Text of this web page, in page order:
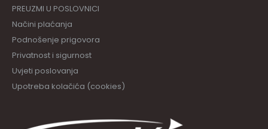
PREUZMI U POSLOVNICI
Načini plaćanja
Podnošenje prigovora
Privatnost i sigurnost
Uvjeti poslovanja
Upotreba kolačića (cookies)